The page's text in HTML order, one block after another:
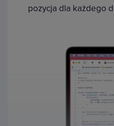
pozycja dla każdego